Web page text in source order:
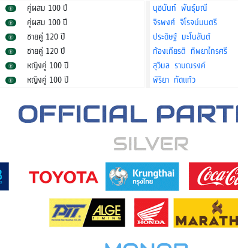
คู่ผสม 100 ปี
คู่ผสม 100 ปี
ชายคู่ 120 ปี
ชายคู่ 120 ปี
หญิงคู่ 100 ปี
หญิงคู่ 100 ปี
นุชนันท์ พันธุ์มณี
จิรพงศ์ จิโรจน์มนตรี
ประดิษฐ์ มะโนสันต์
ก้องเกียรติ ทิพยาไกรศรี
สุวิมล รามณรงค์
พิริยา ทัดแก้ว